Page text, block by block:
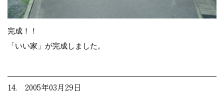
完成！！
「いい家」が完成しました。
14. 2005年03月29日